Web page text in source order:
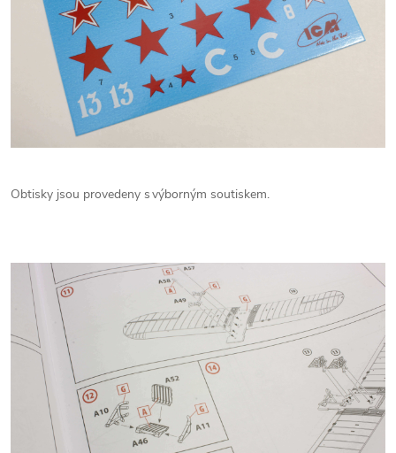
Obtisky jsou provedeny s výborným soutiskem.